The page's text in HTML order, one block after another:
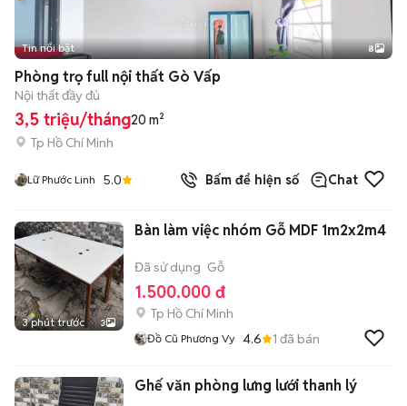
+2
Tin nổi bật 8
Phòng trọ full nội thất Gò Vấp
Nội thất đầy đủ
3,5 triệu/tháng20 m²
Tp Hồ Chí Minh
Lữ Phước Linh 5.0 Bấm để hiện số Chat
3 phút trước 3
Bàn làm việc nhóm Gỗ MDF 1m2x2m4
Đã sử dụng Gỗ
1.500.000 đ
Tp Hồ Chí Minh
Đồ Cũ Phương Vy 4.6 1 đã bán
Ghế văn phòng lưng lưới thanh lý